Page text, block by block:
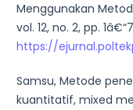
Menggunakan
vol. 12, no. 2, pp.
https://
Samsu, Metode
kuantitatif, mixed